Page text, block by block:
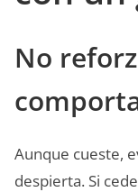
No
Aunque cueste,
despierta. Si